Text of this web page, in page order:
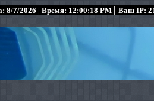
8/7/2026 | Время: 12:00:18 PM | Ваш IP: